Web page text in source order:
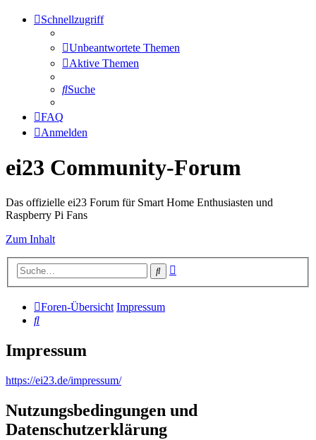
Schnellzugriff
Unbeantwortete Themen
Aktive Themen
Suche
FAQ
Anmelden
ei23 Community-Forum
Das offizielle ei23 Forum für Smart Home Enthusiasten und
Raspberry Pi Fans
Zum Inhalt
Suche
Foren-Übersicht Impressum
Suche
Impressum
https://ei23.de/impressum/
Nutzungsbedingungen und
Datenschutzerklärung